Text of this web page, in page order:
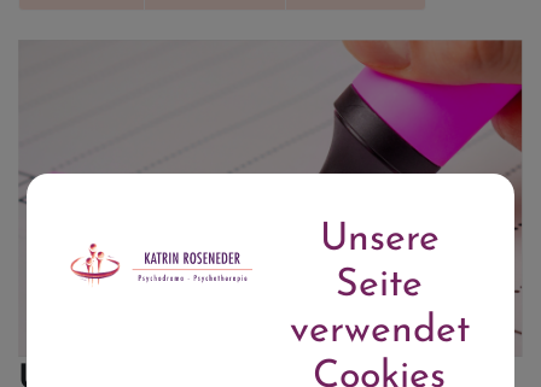
Unterlagen für
Unsere
Seite
verwendet
Cookies